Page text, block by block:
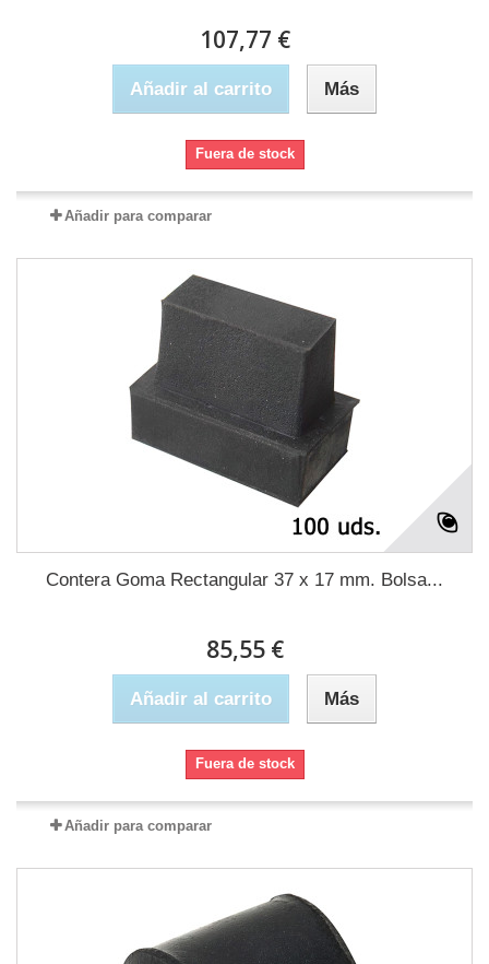
107,77 €
Añadir al carrito Más
Fuera de stock
Añadir para comparar
Contera Goma Rectangular 37 x 17 mm. Bolsa...
85,55 €
Añadir al carrito Más
Fuera de stock
Añadir para comparar